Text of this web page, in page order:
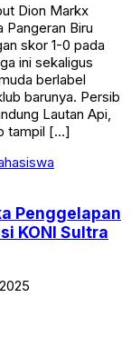
Dion Markx
Pangeran Biru
skor 1-0 pada
ini sekaligus
berlabel
barunya. Persib
Lautan Api,
tampil […]
Penggelapan
KONI Sultra